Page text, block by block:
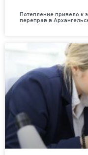
Потепление привело к
переправ в